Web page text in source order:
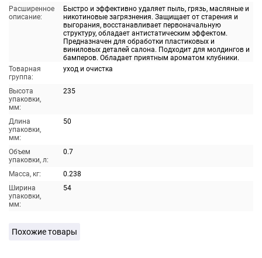
Расширенное
описание:
Быстро и эффективно удаляет пыль, грязь, масляные и
никотиновые загрязнения. Защищает от старения и
выгорания, восстанавливает первоначальную
структуру, обладает антистатическим эффектом.
Предназначен для обработки пластиковых и
виниловых деталей салона. Подходит для молдингов и
бамперов. Обладает приятным ароматом клубники.
Товарная
группа:
уход и очистка
Высота
упаковки,
мм:
235
Длина
упаковки,
мм:
50
Объем
упаковки, л:
0.7
Масса, кг:
0.238
Ширина
упаковки,
мм:
54
Похожие товары